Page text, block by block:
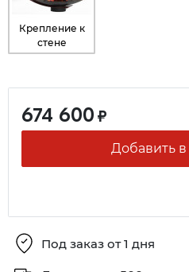
Крепление к
стене
674 600 ₽
Добавить
Под заказ от 1 дня